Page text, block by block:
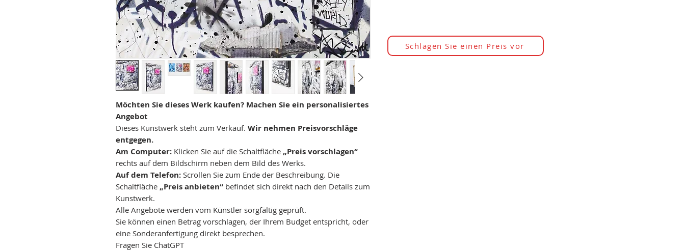
Möchten Sie dieses Werk kaufen? Machen Sie ein personalisiertes
Angebot
Dieses Kunstwerk steht zum Verkauf. Wir nehmen Preisvorschläge
entgegen.
Am Computer: Klicken Sie auf die Schaltfläche „Preis vorschlagen“
rechts auf dem Bildschirm neben dem Bild des Werks.
Auf dem Telefon: Scrollen Sie zum Ende der Beschreibung. Die
Schaltfläche „Preis anbieten“ befindet sich direkt nach den Details zum
Kunstwerk.
Alle Angebote werden vom Künstler sorgfältig geprüft.
Sie können einen Betrag vorschlagen, der Ihrem Budget entspricht, oder
eine Sonderanfertigung direkt besprechen.
Fragen Sie ChatGPT
Schlagen Sie einen Preis vor